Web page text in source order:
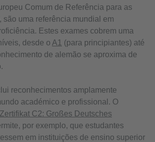
Comum de Referência para as
são uma referência mundial em
Estes exames cobrem uma
desde o A1 (para principiantes) até
de alemão se aproxima de
reconhecimentos amplamente
académico e profissional. O
C2: Großes Deutsches
por exemplo, que estudantes
em instituições de ensino superior